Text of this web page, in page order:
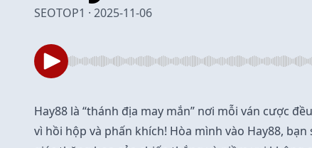
SEOTOP1 · 2025-11-06
Hay88 là “thánh địa may mắn” nơi mỗi ván cược
vì hồi hộp và phấn khích! Hòa mình vào Hay88,